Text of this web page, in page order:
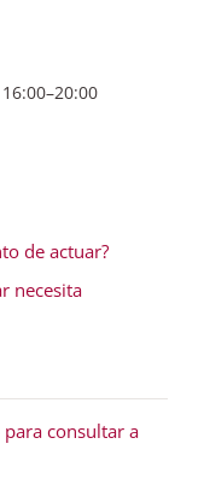
de actuar?
necesita
consultar a